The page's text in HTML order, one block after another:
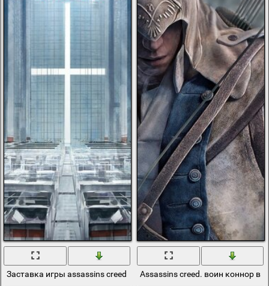
Заставка игры assassins creed Assassins creed. воин коннор в